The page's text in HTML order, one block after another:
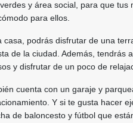
y área social, para que
para ellos.
casa, podrás disfrutar de una
de la ciudad. Además, tendrás
y disfrutar de un poco de
cuenta con un garaje y
Y si te gusta hacer
de baloncesto y fútbol que